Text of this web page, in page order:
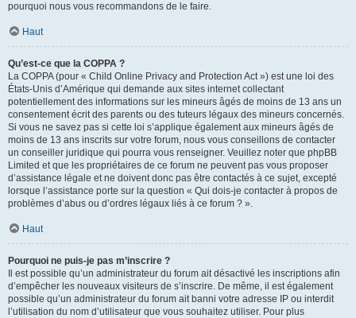
pourquoi nous vous recommandons de le faire.
Haut
Qu’est-ce que la COPPA ?
La COPPA (pour « Child Online Privacy and Protection Act ») est une loi des
États-Unis d’Amérique qui demande aux sites internet collectant
potentiellement des informations sur les mineurs âgés de moins de 13 ans un
consentement écrit des parents ou des tuteurs légaux des mineurs concernés.
Si vous ne savez pas si cette loi s’applique également aux mineurs âgés de
moins de 13 ans inscrits sur votre forum, nous vous conseillons de contacter
un conseiller juridique qui pourra vous renseigner. Veuillez noter que phpBB
Limited et que les propriétaires de ce forum ne peuvent pas vous proposer
d’assistance légale et ne doivent donc pas être contactés à ce sujet, excepté
lorsque l’assistance porte sur la question « Qui dois-je contacter à propos de
problèmes d’abus ou d’ordres légaux liés à ce forum ? ».
Haut
Pourquoi ne puis-je pas m’inscrire ?
Il est possible qu’un administrateur du forum ait désactivé les inscriptions afin
d’empêcher les nouveaux visiteurs de s’inscrire. De même, il est également
possible qu’un administrateur du forum ait banni votre adresse IP ou interdit
l’utilisation du nom d’utilisateur que vous souhaitez utiliser. Pour plus